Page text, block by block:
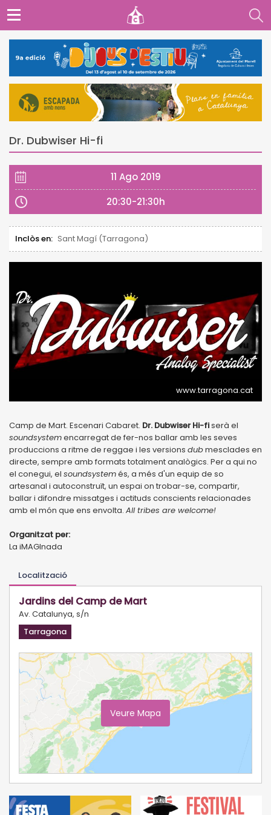
Dr. Dubwiser Hi-fi
11 Ago 2019
20:30-21:30h
Inclòs en: Sant Magí (Tarragona)
www.tarragona.cat
Camp de Mart. Escenari Cabaret. Dr. Dubwiser Hi-fiserà el
soundsystemencarregat de fer-nos ballar amb les seves
produccions a ritme de reggae i les versions dubmesclades en
directe, sempre amb formats totalment analògics. Per a qui no
el conegui, el soundsystemés, a més d'un equip de so
artesanal i autoconstruït, un espai on trobar-se, compartir,
ballar i difondre missatges i actituds conscients relacionades
amb el món que ens envolta. All tribes are welcome!
Organitzat per:
La iMAGInada
Localització
Jardins del Camp de Mart
Av. Catalunya, s/n
Tarragona
Veure Mapa